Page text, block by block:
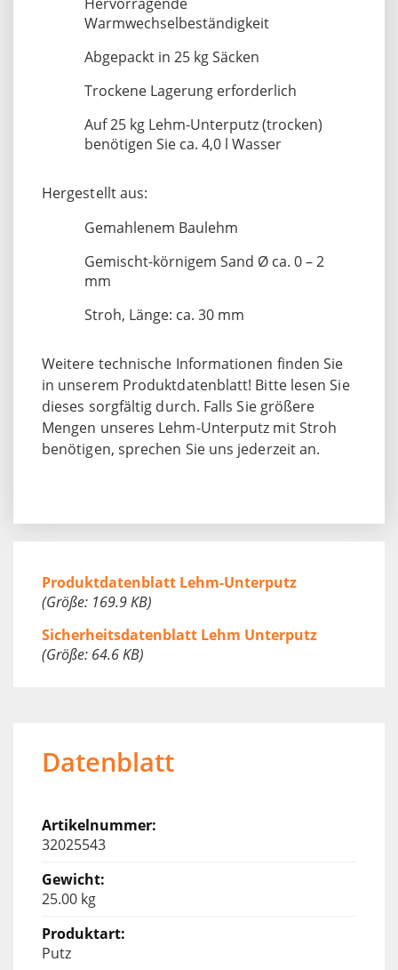
Warmwechselbeständigkeit
Abgepackt in 25 kg Säcken
Trockene Lagerung erforderlich
Auf 25 kg Lehm-Unterputz (trocken)
benötigen Sie ca. 4,0 l Wasser
Hergestellt aus:
Gemahlenem Baulehm
Gemischt-körnigem Sand Ø ca. 0 – 2
mm
Stroh, Länge: ca. 30 mm
Weitere technische Informationen finden Sie
in unserem Produktdatenblatt! Bitte lesen Sie
dieses sorgfältig durch. Falls Sie größere
Mengen unseres Lehm-Unterputz mit Stroh
benötigen, sprechen Sie uns jederzeit an.
Produktdatenblatt Lehm-Unterputz
(Größe: 169.9 KB)
Sicherheitsdatenblatt Lehm Unterputz
(Größe: 64.6 KB)
Datenblatt
32025543
25.00 kg
Putz